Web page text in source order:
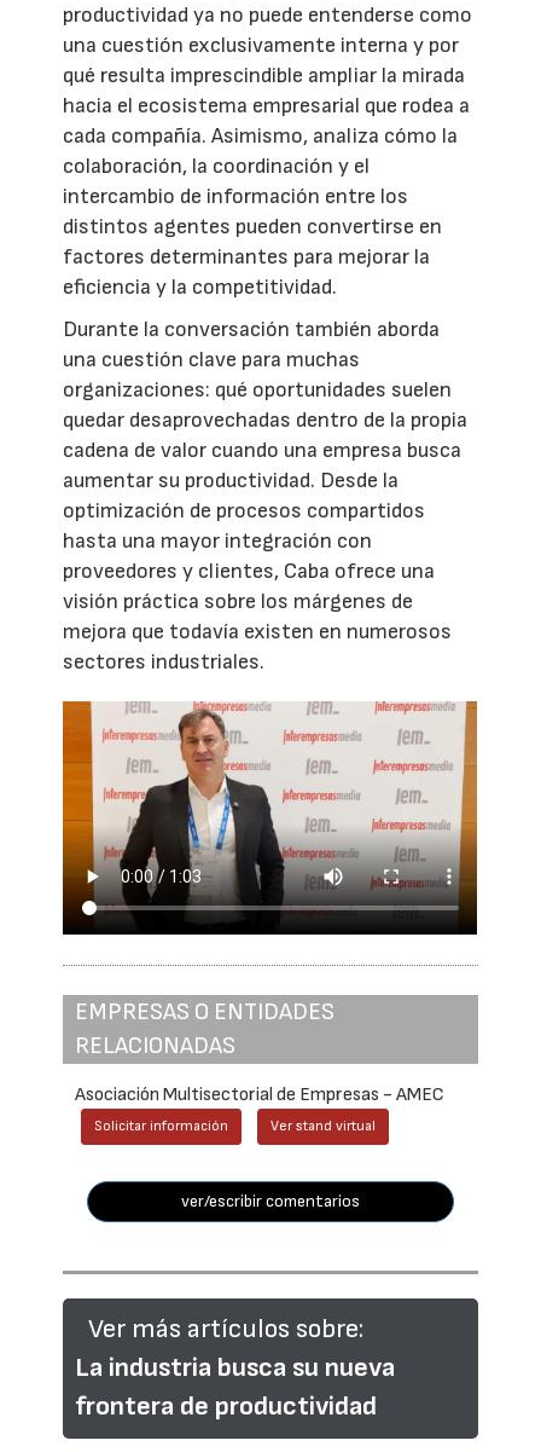
productividad ya no puede entenderse como
una cuestión exclusivamente interna y por
qué resulta imprescindible ampliar la mirada
hacia el ecosistema empresarial que rodea a
cada compañía. Asimismo, analiza cómo la
colaboración, la coordinación y el
intercambio de información entre los
distintos agentes pueden convertirse en
factores determinantes para mejorar la
eficiencia y la competitividad.
Durante la conversación también aborda
una cuestión clave para muchas
organizaciones: qué oportunidades suelen
quedar desaprovechadas dentro de la propia
cadena de valor cuando una empresa busca
aumentar su productividad. Desde la
optimización de procesos compartidos
hasta una mayor integración con
proveedores y clientes, Caba ofrece una
visión práctica sobre los márgenes de
mejora que todavía existen en numerosos
sectores industriales.
EMPRESAS O ENTIDADES
RELACIONADAS
Asociación Multisectorial de Empresas - AMEC
Solicitar información Ver stand virtual
ver/escribir comentarios
Ver más artículos sobre:
La industria busca su nueva
frontera de productividad